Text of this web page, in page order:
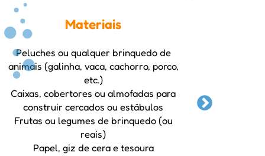
Materiais
Peluches ou qualquer brinquedo de
animais (galinha, vaca, cachorro, porco,
etc.)
Caixas, cobertores ou almofadas para
construir cercados ou estábulos
Frutas ou legumes de brinquedo (ou
reais)
Papel, giz de cera e tesoura